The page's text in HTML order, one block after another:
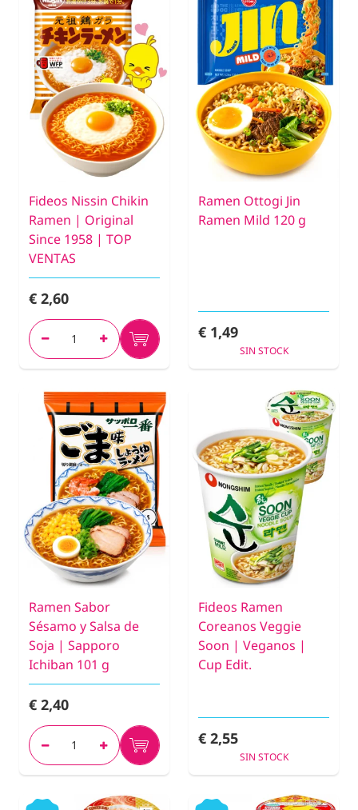
Fideos Nissin Chikin
Ramen | Original
Since 1958 | TOP
VENTAS
€ 2,60
Ramen Ottogi Jin
Ramen Mild 120 g
€ 1,49
SIN STOCK
Ramen Sabor
Sésamo y Salsa de
Soja | Sapporo
Ichiban 101 g
€ 2,40
Fideos Ramen
Coreanos Veggie
Soon | Veganos |
Cup Edit.
€ 2,55
SIN STOCK